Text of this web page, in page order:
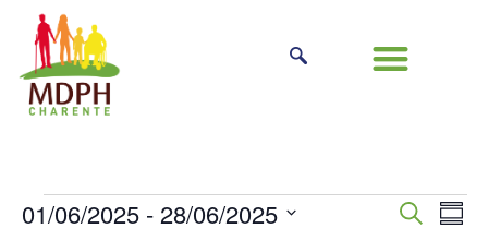
Recherche
01/06/2025 - 28/06/2025